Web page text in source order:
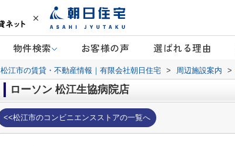
物件検索 お客様の声 選ばれる理由
松江市の賃貸・不動産情報｜有限会社朝日住宅 > 周辺施設案内 >
ローソン 松江生協病院店
<<松江市のコンビニエンスストアの一覧へ